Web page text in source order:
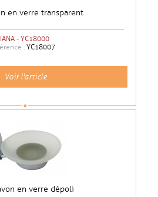
en verre transparent
- YC18000
:YC18007
Voir l'article
en verre dépoli